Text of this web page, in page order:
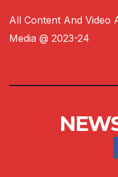
All Content And Video
Media @ 2023-24